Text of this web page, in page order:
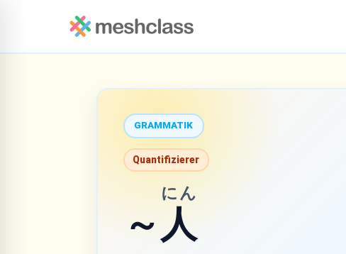
GRAMMATIK
Quantifizierer
～ 人
にん